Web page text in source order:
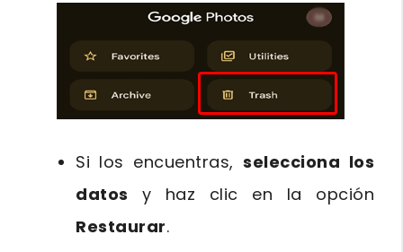
Si los encuentras,selecciona los
datos y haz clic en la opción
Restaurar.